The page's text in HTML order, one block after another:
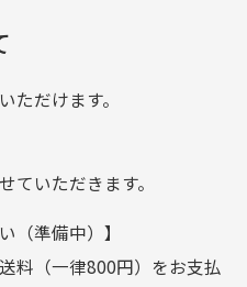
[…]
。
銀行
ただけます。
ていただきます。
準備中）】
料（一律800円）をお支払